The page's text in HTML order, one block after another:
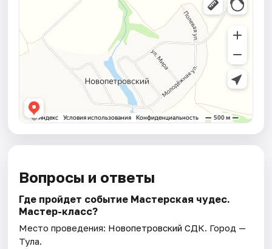
Вопросы и ответы
Где пройдет событие Мастерская чудес.
Мастер-класс?
Место проведения: Новопетровский СДК. Город —
Тула.